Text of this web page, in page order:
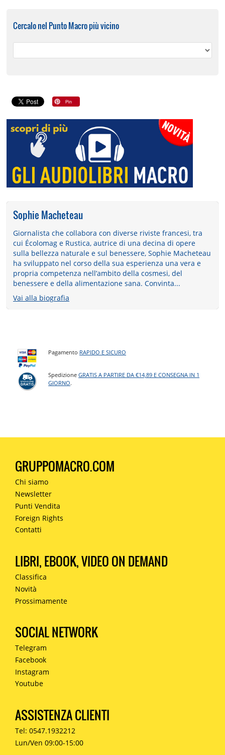
Cercalo nel Punto Macro più vicino
Sophie Macheteau
Giornalista che collabora con diverse riviste francesi, tra
cui Écolomag e Rustica, autrice di una decina di opere
sulla bellezza naturale e sul benessere, Sophie Macheteau
ha sviluppato nel corso della sua esperienza una vera e
propria competenza nell’ambito della cosmesi, del
benessere e della alimentazione sana. Convinta...
Vai alla biografia
Pagamento RAPIDO E SICURO
SpedizioneGRATIS A PARTIRE DA €14,89 E CONSEGNA IN 1
GIORNO.
GRUPPOMACRO.COM
Chi siamo
Newsletter
Punti Vendita
Foreign Rights
Contatti
LIBRI, EBOOK, VIDEO ON DEMAND
Classifica
Novità
Prossimamente
SOCIAL NETWORK
Telegram
Facebook
Instagram
Youtube
ASSISTENZA CLIENTI
Tel: 0547.1932212
Lun/Ven 09:00-15:00